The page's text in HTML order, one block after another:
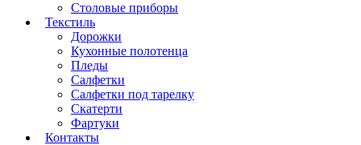
Столовые приборы
Текстиль
Дорожки
Кухонные полотенца
Пледы
Салфетки
Салфетки под тарелку
Скатерти
Фартуки
Контакты